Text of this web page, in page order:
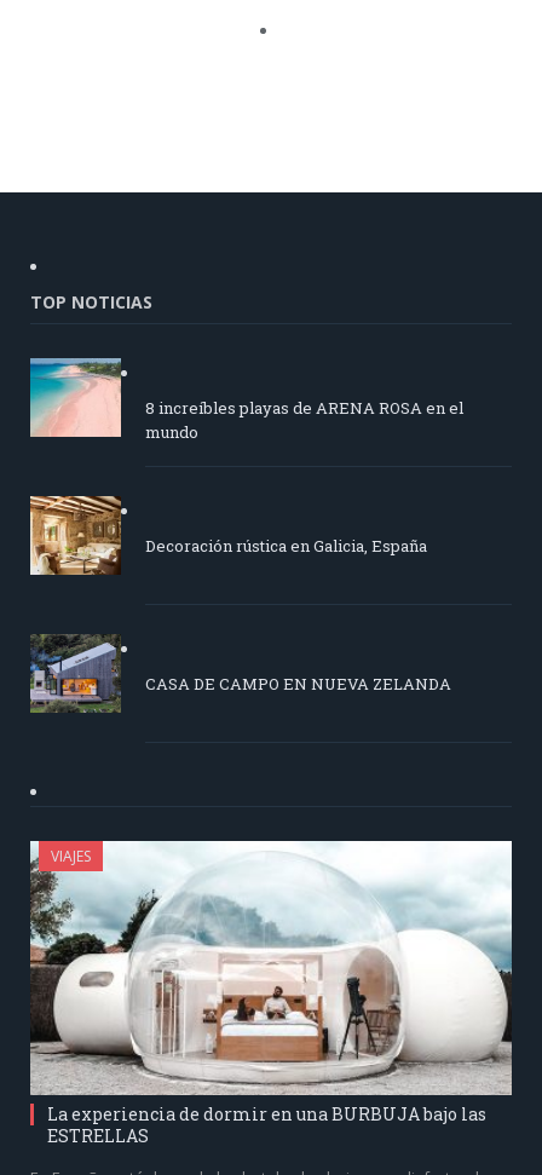
TOP NOTICIAS
8 increíbles playas de ARENA ROSA en el
mundo
Decoración rústica en Galicia, España
CASA DE CAMPO EN NUEVA ZELANDA
VIAJES
La experiencia de dormir en una BURBUJA bajo las
ESTRELLAS